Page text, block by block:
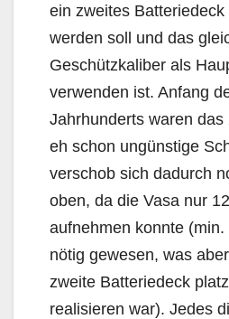
ein zweites
werden soll und das
Geschützkaliber als
verwenden ist. Anfang
Jahrhunderts waren das
eh schon ungünstige
verschob sich dadurch
oben, da die Vasa nur
aufnehmen konnte
nötig gewesen, was
zweite Batteriedeck
realisieren war). Jedes